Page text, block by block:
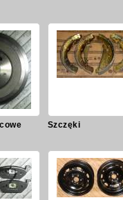
Szczęki